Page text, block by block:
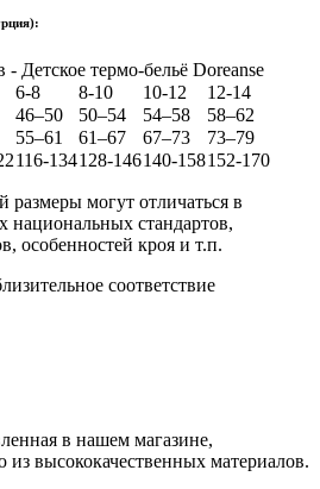
6-8 8-10 10-12
12-14
46–50 50–54 54–58
58–62
55–61 61–67 67–73
73–79
116-134128-146140-158152-170
размеры могут отличаться в
национальных стандартов,
особенностей кроя и т.п.
соответствие
в нашем магазине,
из высококачественных материалов.